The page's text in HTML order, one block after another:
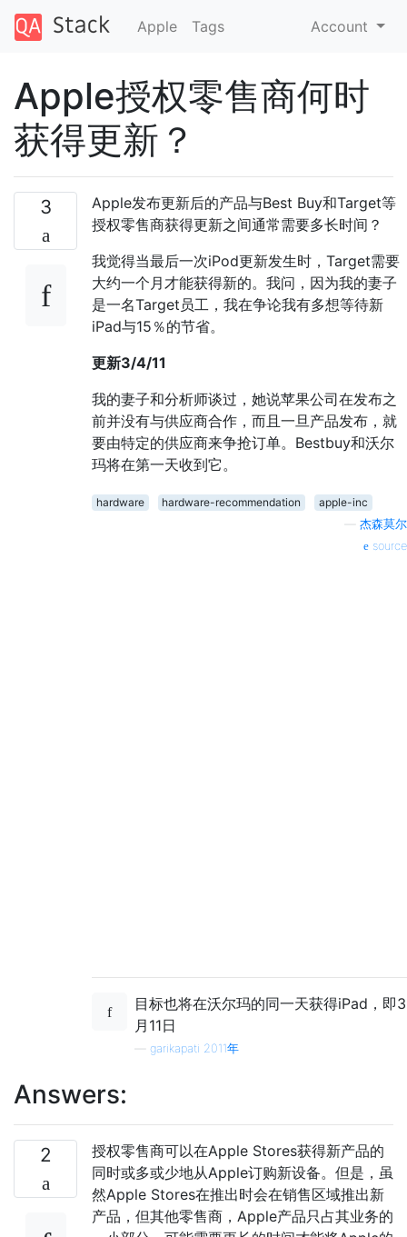
Apple Tags Account
Apple授权零售商何时
获得更新？
3
Apple发布更新后的产品与Best Buy和Target等
授权零售商获得更新之间通常需要多长时间？
我觉得当最后一次iPod更新发生时，Target需要
大约一个月才能获得新的。我问，因为我的妻子
是一名Target员工，我在争论我有多想等待新
iPad与15％的节省。
更新3/4/11
我的妻子和分析师谈过，她说苹果公司在发布之
前并没有与供应商合作，而且一旦产品发布，就
要由特定的供应商来争抢订单。Bestbuy和沃尔
玛将在第一天收到它。
hardware hardware-recommendation
apple-inc
杰森莫尔
source
目标也将在沃尔玛的同一天获得iPad，即3
月11日
garikapati 2011年
Answers:
2
授权零售商可以在Apple Stores获得新产品的
同时或多或少地从Apple订购新设备。但是，虽
然Apple Stores在推出时会在销售区域推出新
产品，但其他零售商，Apple产品只占其业务的